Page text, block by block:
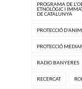
PROGRAMA DE
ETNOLÒGIC I
DE CATALUNYA
PROTECCIÓ
PROTECCIÓ
RADIO BANYERES
RECERCAT